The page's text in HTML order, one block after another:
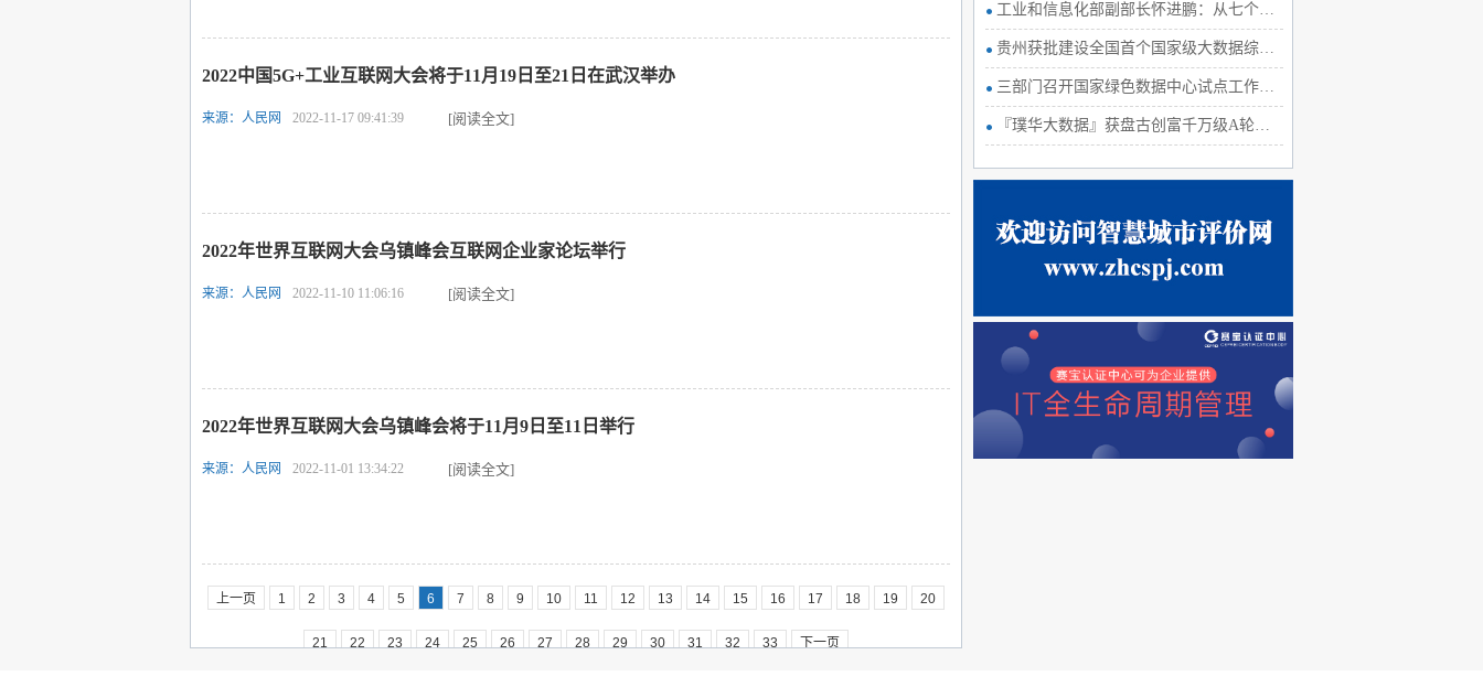
2022中国5G+工业互联网大会将于11月19日至21日在武汉举办
来源：人民网 2022-11-17 09:41:39 [阅读全文]
2022年世界互联网大会乌镇峰会互联网企业家论坛举行
来源：人民网 2022-11-10 11:06:16 [阅读全文]
2022年世界互联网大会乌镇峰会将于11月9日至11日举行
来源：人民网 2022-11-01 13:34:22 [阅读全文]
上一页 1 2 3 4 5 6 7 8 9 10 11 12 13 14 15 16 17 18 19 20
21 22 23 24 25 26 27 28 29 30 31 32 33 下一页
工业和信息化部副部长怀进鹏：从七个方面全面推进大数据产业发展
贵州获批建设全国首个国家级大数据综合试验区
三部门召开国家绿色数据中心试点工作推进会
『璞华大数据』获盘古创富千万级A轮融资